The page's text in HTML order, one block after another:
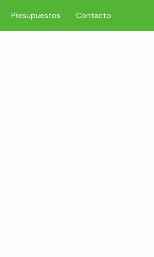
Presupuestos Contacto